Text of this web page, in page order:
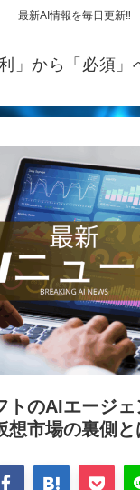
最新AI情報を毎日更新‼
」から「必須」
トのAIエージ
想市場の裏側と